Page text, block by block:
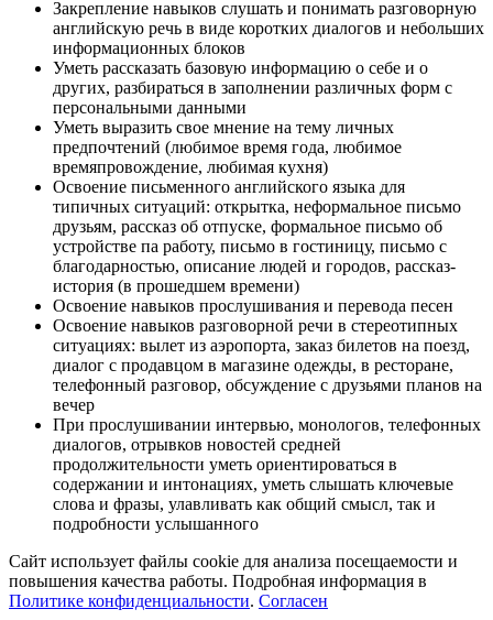
Закрепление навыков слушать и понимать разговорную
английскую речь в виде коротких диалогов и небольших
информационных блоков
Уметь рассказать базовую информацию о себе и о
других, разбираться в заполнении различных форм с
персональными данными
Уметь выразить свое мнение на тему личных
предпочтений (любимое время года, любимое
времяпровождение, любимая кухня)
Освоение письменного английского языка для
типичных ситуаций: открытка, неформальное письмо
друзьям, рассказ об отпуске, формальное письмо об
устройстве па работу, письмо в гостиницу, письмо с
благодарностью, описание людей и городов, рассказ-
история (в прошедшем времени)
Освоение навыков прослушивания и перевода песен
Освоение навыков разговорной речи в стереотипных
ситуациях: вылет из аэропорта, заказ билетов на поезд,
диалог с продавцом в магазине одежды, в ресторане,
телефонный разговор, обсуждение с друзьями планов на
вечер
При прослушивании интервью, монологов, телефонных
диалогов, отрывков новостей средней
продолжительности уметь ориентироваться в
содержании и интонациях, уметь слышать ключевые
слова и фразы, улавливать как общий смысл, так и
подробности услышанного
Сайт использует файлы cookie для анализа посещаемости и
повышения качества работы. Подробная информация в
Политике конфиденциальности. Согласен